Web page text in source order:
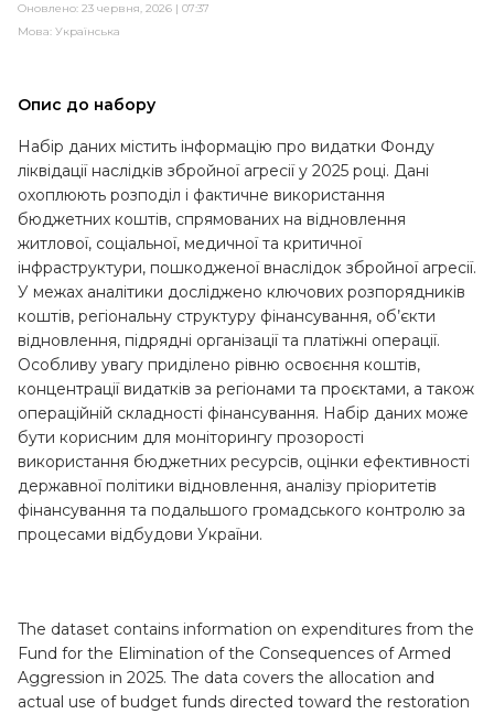
Оновлено: 23 червня, 2026 | 07:37
Мова: Українська
Опис до набору
Набір даних містить інформацію про видатки Фонду
ліквідації наслідків збройної агресії у 2025 році. Дані
охоплюють розподіл і фактичне використання
бюджетних коштів, спрямованих на відновлення
житлової, соціальної, медичної та критичної
інфраструктури, пошкодженої внаслідок збройної агресії.
У межах аналітики досліджено ключових розпорядників
коштів, регіональну структуру фінансування, об’єкти
відновлення, підрядні організації та платіжні операції.
Особливу увагу приділено рівню освоєння коштів,
концентрації видатків за регіонами та проєктами, а також
операційній складності фінансування. Набір даних може
бути корисним для моніторингу прозорості
використання бюджетних ресурсів, оцінки ефективності
державної політики відновлення, аналізу пріоритетів
фінансування та подальшого громадського контролю за
процесами відбудови України.
The dataset contains information on expenditures from the
Fund for the Elimination of the Consequences of Armed
Aggression in 2025. The data covers the allocation and
actual use of budget funds directed toward the restoration